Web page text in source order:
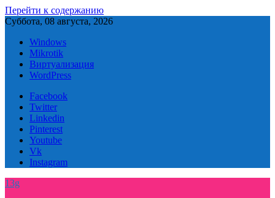
Перейти к содержанию
Суббота, 08 августа, 2026
Windows
Mikrotik
Виртуализация
WordPress
Facebook
Twitter
Linkedin
Pinterest
Youtube
Vk
Instagram
13g